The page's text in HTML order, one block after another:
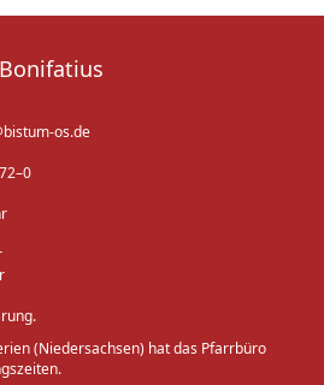
os.de
(Niedersachsen) hat das Pfarrbüro